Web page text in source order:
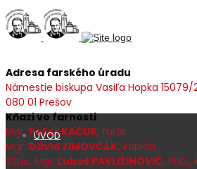
Adresa farského úradu
Námestie biskupa Vasiľa Hopka 15079/
080 01 Prešov
Kňazi vo farnosti
Mgr. Peter KAČUR, farár
Mgr. Dávid ZIMOVČÁK, kaplán
SSLic. Mgr. Ľuboš PAVLIŠINOVIČ, PhD.,
ÚVOD